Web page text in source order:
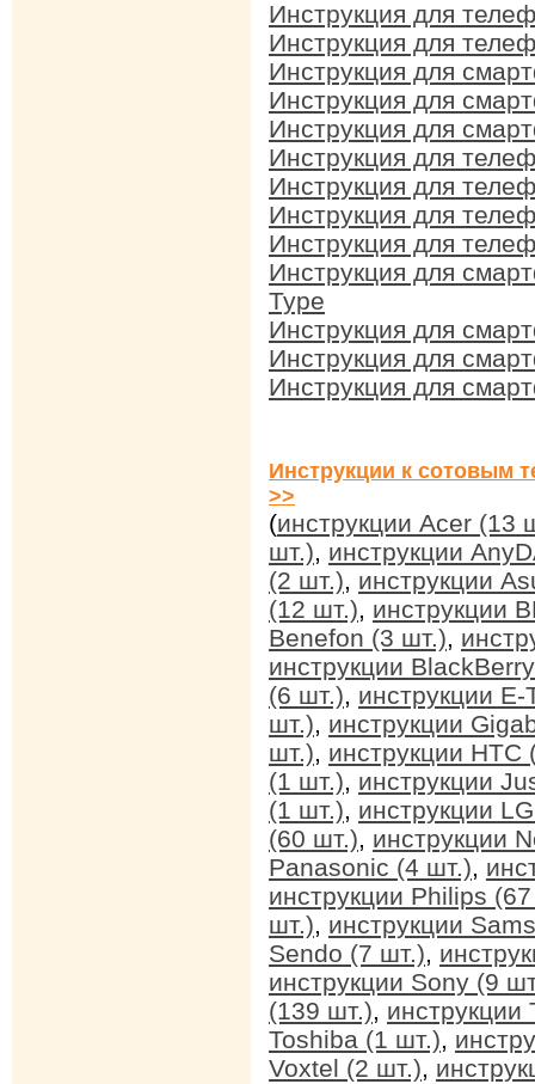
Инструкция для
Инструкция для
Инструкция для
Инструкция для
Инструкция для
Инструкция для
Инструкция для
Инструкция для
Инструкция для
Инструкция для
Type
Инструкция для
Инструкция для
Инструкция для
Инструкции к сотовым
>>
(инструкции Acer (13
шт.), инструкции
(2 шт.), инструкции
(12 шт.), инструкции
Benefon (3 шт.),
инструкции
(6 шт.), инструкции
шт.), инструкции
шт.), инструкции HTC
(1 шт.), инструкции
(1 шт.), инструкции
(60 шт.), инструкции
Panasonic (4 шт.),
инструкции Philips
шт.), инструкции
Sendo (7 шт.),
инструкции Sony (9
(139 шт.), инструкции
Toshiba (1 шт.),
Voxtel (2 шт.),